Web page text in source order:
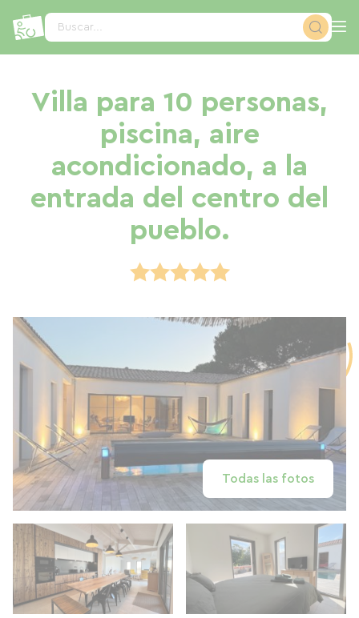
Buscar...
Villa para 10 personas,
piscina, aire
acondicionado, a la
entrada del centro del
pueblo.
Todas las fotos
Panel de gestión de cookies